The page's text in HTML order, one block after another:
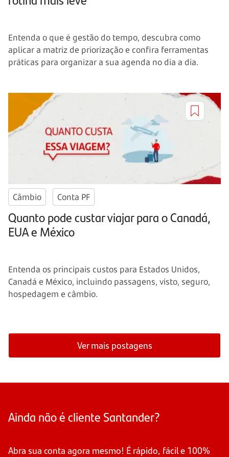
Entenda o que é gestão do tempo, descubra como
aplicar a matriz de priorização e confira ferramentas
práticas para organizar a sua agenda no dia a dia.
Câmbio Conta PF
Quanto pode custar viajar para o Canadá,
EUA e México
Entenda os principais custos para Estados Unidos,
Canadá e México, incluindo passagens, visto, seguro,
hospedagem e câmbio.
Ver mais postagens
Ainda não é cliente Santander?
Abra sua conta agora mesmo! É rápido, fácil e 100%